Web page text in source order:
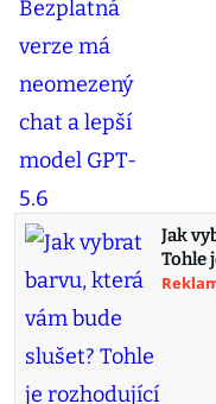
Jak
Tohle